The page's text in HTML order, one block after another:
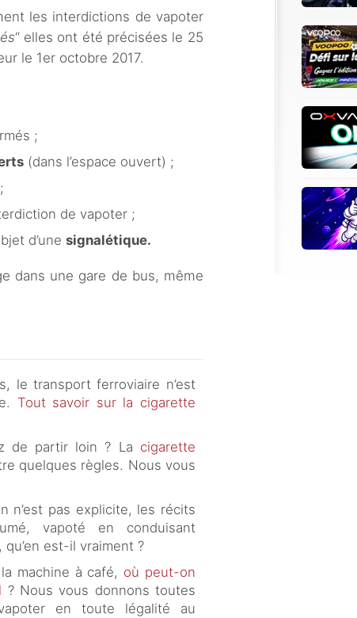
les interdictions de vapoter
“ elles ont été précisées le 25
le 1er octobre 2017.
;
(dans l’espace ouvert) ;
de vapoter ;
d’une signalétique.
dans une gare de bus, même
le transport ferroviaire n’est
Tout savoir sur la cigarette
de partir loin ? La cigarette
quelques règles. Nous vous
n’est pas explicite, les récits
vapoté en conduisant
est-il vraiment ?
machine à café, où peut-on
? Nous vous donnons toutes
en toute légalité au